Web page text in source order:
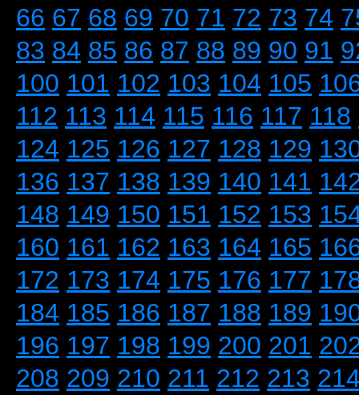
66 67 68 69 70 71 72 73 74
83 84 85 86 87 88 89 90 91
100 101 102 103 104 105
112 113 114 115 116 117 118
124 125 126 127 128 129
136 137 138 139 140 141
148 149 150 151 152 153
160 161 162 163 164 165
172 173 174 175 176 177
184 185 186 187 188 189
196 197 198 199 200 201
208 209 210 211 212 213